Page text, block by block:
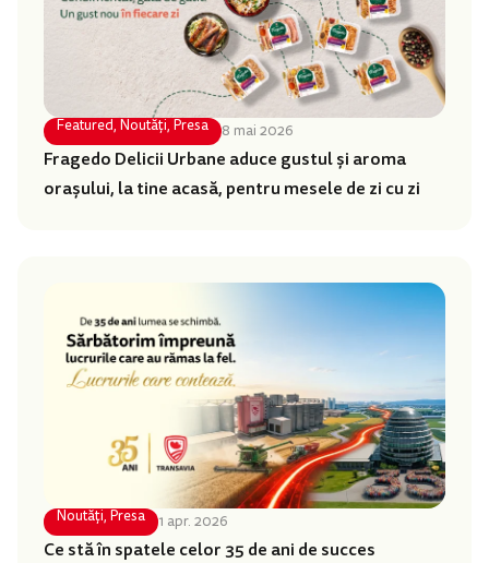
Featured, Noutăți, Presa 8 mai 2026
Fragedo Delicii Urbane aduce gustul și aroma
orașului, la tine acasă, pentru mesele de zi cu zi
Noutăți, Presa 1 apr. 2026
Ce stă în spatele celor 35 de ani de succes